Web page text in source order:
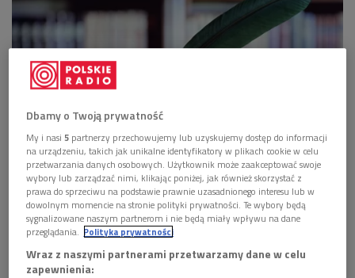
zdj. ilustracyjne Foto: Shutterstock/Brian A Jackson
POSŁUCHAJ
Norwid - emigrant i Europejczyk w oczach uczestników
międzynarodowej konferencji (Strefa literatury/Dwójka)
Dbamy o Twoją prywatność
My i nasi5 partnerzy przechowujemy lub uzyskujemy dostęp do informacji
na urządzeniu, takich jak unikalne identyfikatory w plikach cookie w celu
przetwarzania danych osobowych. Użytkownik może zaakceptować swoje
wybory lub zarządzać nimi, klikając poniżej, jak również skorzystać z
prawa do sprzeciwu na podstawie prawnie uzasadnionego interesu lub w
dowolnym momencie na stronie polityki prywatności. Te wybory będą
sygnalizowane naszym partnerom i nie będą miały wpływu na dane
przeglądania. Polityka prywatności
Wraz z naszymi partnerami przetwarzamy dane w celu
zapewnienia: